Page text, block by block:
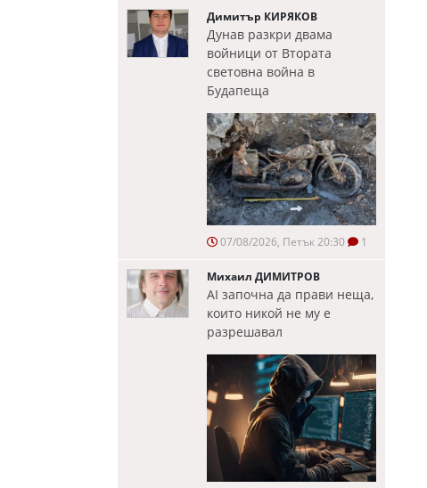
Димитър КИРЯКОВ
Дунав разкри двама
войници от Втората
световна война в
Будапеща
07/08/2026, Петък 20:30 1
Михаил ДИМИТРОВ
AI започна да прави неща,
които никой не му е
разрешавал